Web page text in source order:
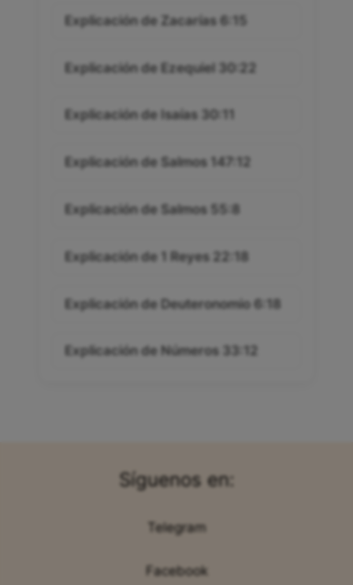
Explicación de Zacarías 6:15
Explicación de Ezequiel 30:22
Explicación de Isaías 30:11
Explicación de Salmos 147:12
Explicación de Salmos 55:8
Explicación de 1 Reyes 22:18
Explicación de Deuteronomio 6:18
Explicación de Números 33:12
Síguenos en:
Telegram
Facebook